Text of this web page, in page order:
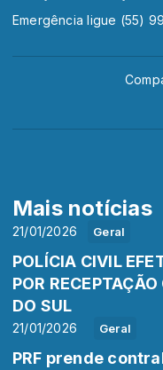
Emergência ligue (55)
Mais notícias
Geral
21/01/2026
POLÍCIA CIVIL
POR
DO SUL
Geral
21/01/2026
PRF prende